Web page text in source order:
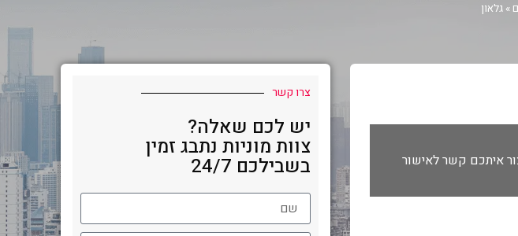
» גלאון
איתכם קשר לאישור
צרו קשר
יש לכם שאלה?
צוות מוניות נתבג זמין
בשבילכם 24/7